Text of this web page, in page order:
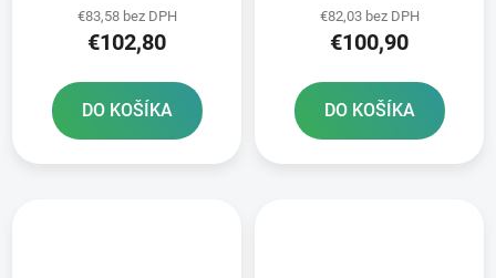
€83,58 bez DPH
€102,80
DO KOŠÍKA
€82,03 bez DPH
€100,90
DO KOŠÍKA